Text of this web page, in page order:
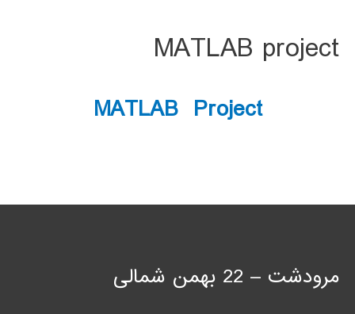
MATLAB project
MATLAB Project
مرودشت – 22 بهمن شمالی